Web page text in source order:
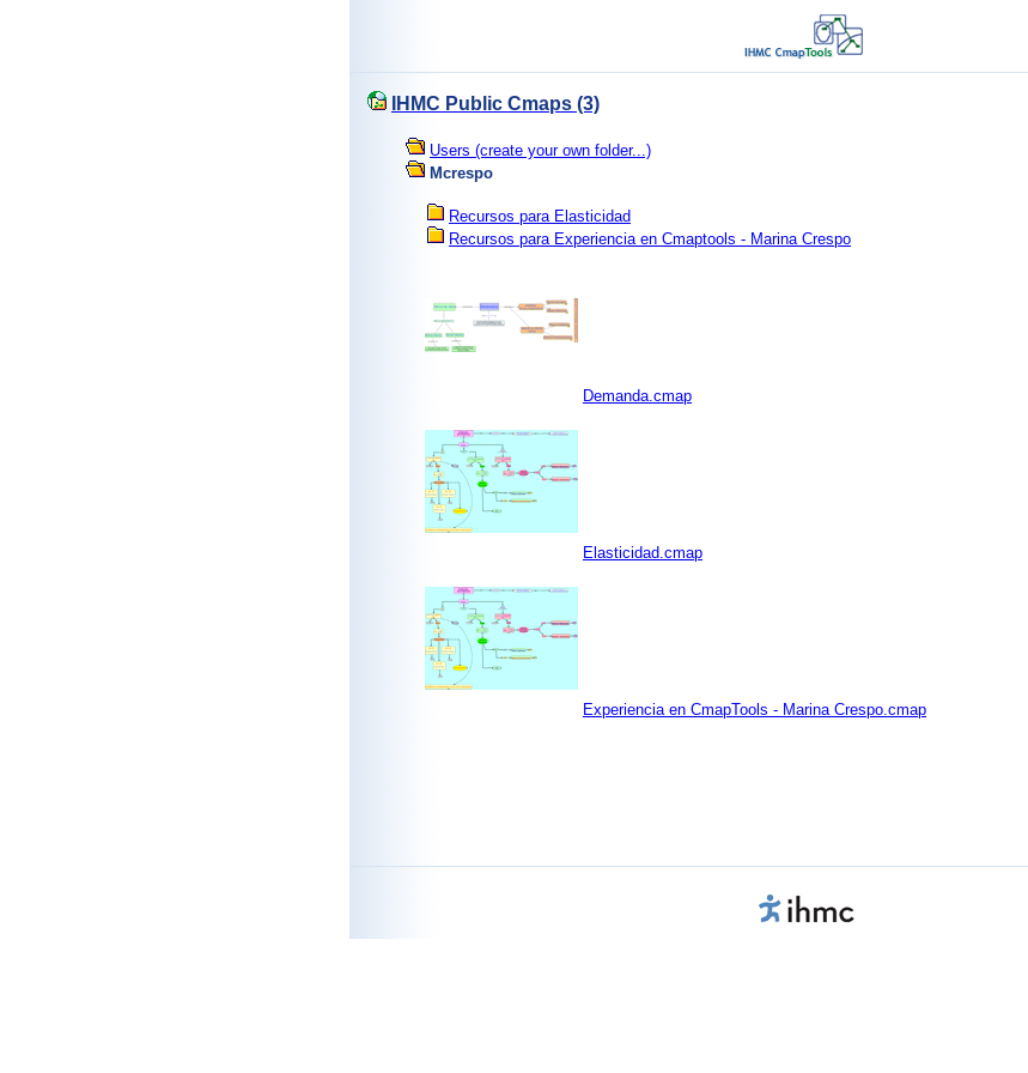
IHMC Public Cmaps (3)
Users (create your own folder...)
Mcrespo
Recursos para Elasticidad
Recursos para Experiencia en Cmaptools - Marina Crespo
Demanda.cmap
Elasticidad.cmap
Experiencia en CmapTools - Marina Crespo.cmap